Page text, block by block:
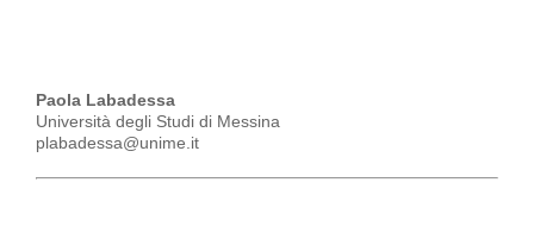
Paola Labadessa
Università degli Studi di Messina
plabadessa@unime.it